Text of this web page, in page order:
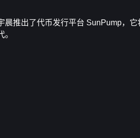
晨推出了代币发行平台 SunPump，
。